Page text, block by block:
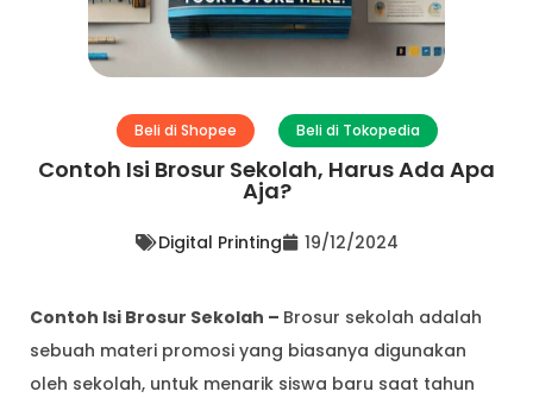
Beli di Shopee Beli di Tokopedia
Contoh Isi Brosur Sekolah, Harus Ada Apa
Aja?
Digital Printing 19/12/2024
Contoh Isi Brosur Sekolah – Brosur sekolah adalah
sebuah materi promosi yang biasanya digunakan
oleh sekolah, untuk menarik siswa baru saat tahun